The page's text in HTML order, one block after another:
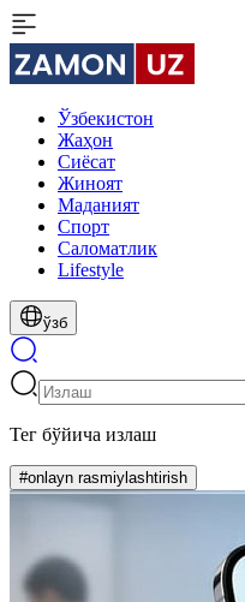
Ўзбекистон
Жаҳон
Сиёсат
Жиноят
Маданият
Спорт
Cаломатлик
Lifestyle
ўзб
Тег бўйича излаш
#onlayn rasmiylashtirish